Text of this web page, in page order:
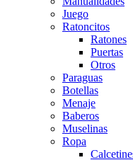
Juego
Ratoncitos
Ratones
Puertas
Otros
Paraguas
Botellas
Menaje
Baberos
Muselinas
Ropa